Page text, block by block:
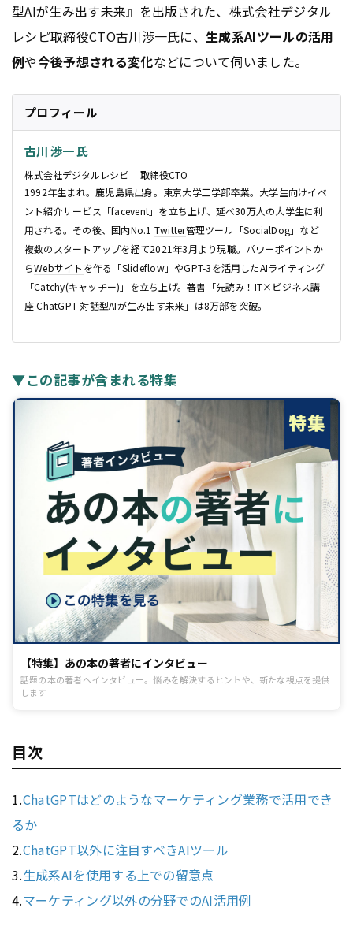
型AIが生み出す未来』を出版された、株式会社デジタル
レシピ取締役CTO古川渉一氏に、生成系AIツールの活用
例や今後予想される変化などについて伺いました。
プロフィール
古川 渉一 氏
株式会社デジタルレシピ 取締役CTO
1992年生まれ。鹿児島県出身。東京大学工学部卒業。大学生向けイベ
ント紹介サービス「facevent」を立ち上げ、延べ30万人の大学生に利
用される。その後、国内No.1 Twitter管理ツール「SocialDog」など
複数のスタートアップを経て2021年3月より現職。パワーポイントか
らWebサイト を作る「Slideflow」やGPT-3を活用したAIライティング
「Catchy(キャッチー)」を立ち上げ。著書「先読み！IT×ビジネス講
座 ChatGPT 対話型AIが生み出す未来」は8万部を突破。
▼この記事が含まれる特集
【特集】あの本の著者にインタビュー
話題の本の著者へインタビュー。悩みを解決するヒントや、新たな視点を提供
します
目次
1.ChatGPTはどのようなマーケティング業務で活用でき
るか
2.ChatGPT以外に注目すべきAIツール
3.生成系AIを使用する上での留意点
4.マーケティング以外の分野でのAI活用例